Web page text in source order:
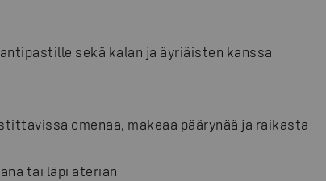
sekä kalan ja äyriäisten kanssa
omenaa, makeaa päärynää ja raikasta
tai läpi aterian